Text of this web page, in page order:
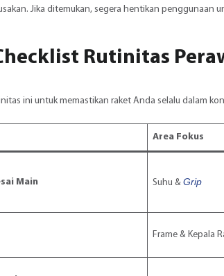
Jika ditemukan, segera hentikan penggunaan
Rutinitas
ini untuk memastikan raket Anda selalu dalam
Area Fokus
Main Suhu & Grip
Frame & Kepala